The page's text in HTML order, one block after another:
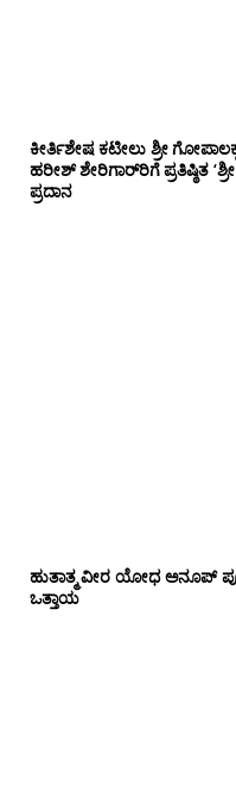
ಕೀರ್ತಿಶೇಷ ಕಟೀಲು ಶ್ರೀ
ಹರೀಶ್ ಶೇರಿಗಾರ್‌ರಿಗೆ ಪ್ರತಿಷ್ಠಿತ
ಪ್ರದಾನ
ಹುತಾತ್ಮ ವೀರ ಯೋಧ ಅನೂಪ್
ಒತ್ತಾಯ